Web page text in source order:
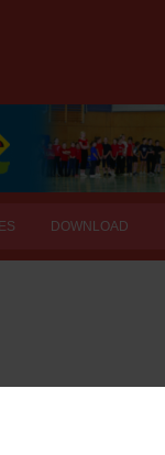
DOWNLOAD